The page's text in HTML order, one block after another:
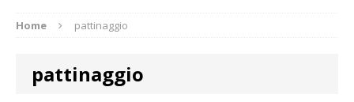
Home pattinaggio
pattinaggio